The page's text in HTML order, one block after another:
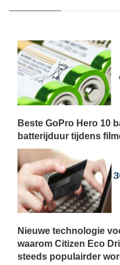
Beste GoPro Hero 10
batterijduur tijdens
Nieuwe technologie
waarom Citizen Eco
steeds populairder